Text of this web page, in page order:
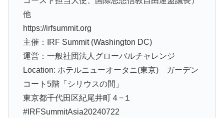
他
https://irfsummit.org
主催：IRF Summit (Washington DC)
運営：一般社団法人グローバルチャレンジ
Location: ホテルニューオータニ(東京) ガーデン
コート5階「シリウスの間」
東京都千代田区紀尾井町４−１
#IRFSummitAsia20240722